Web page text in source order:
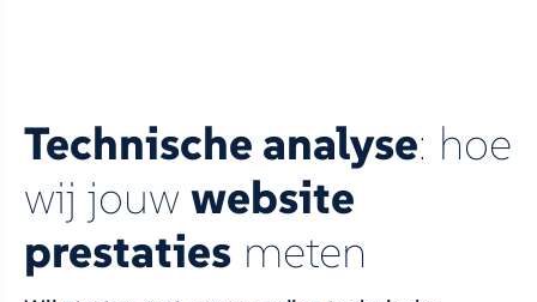
Technische analyse: hoe
wij jouw website
prestaties meten